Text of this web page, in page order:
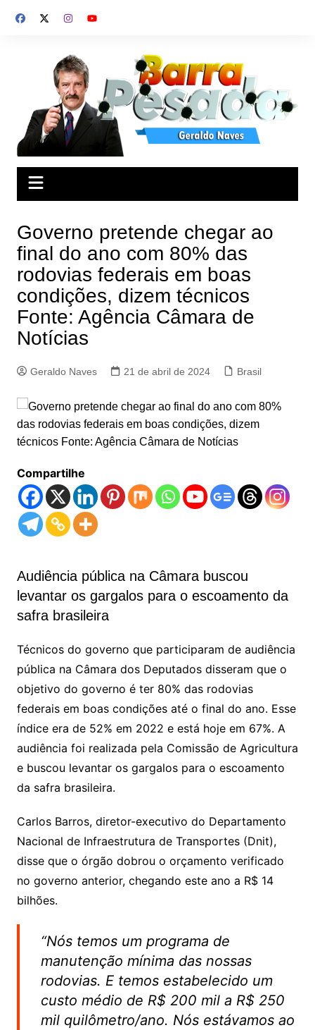
para
Governo pretende chegar ao
final do ano com 80% das
rodovias federais em boas
condições, dizem técnicos
Fonte: Agência Câmara de
Notícias
Geraldo Naves 21 de abril de 2024 Brasil
Compartilhe
Audiência pública na Câmara buscou
levantar os gargalos para o escoamento da
safra brasileira
Técnicos do governo que participaram de audiência
pública na Câmara dos Deputados disseram que o
objetivo do governo é ter 80% das rodovias
federais em boas condições até o final do ano. Esse
índice era de 52% em 2022 e está hoje em 67%. A
audiência foi realizada pela Comissão de Agricultura
e buscou levantar os gargalos para o escoamento
da safra brasileira.
Carlos Barros, diretor-executivo do Departamento
Nacional de Infraestrutura de Transportes (Dnit),
disse que o órgão dobrou o orçamento verificado
no governo anterior, chegando este ano a R$ 14
bilhões.
“Nós temos um programa de
manutenção mínima das nossas
rodovias. E temos estabelecido um
custo médio de R$ 200 mil a R$ 250
mil quilômetro/ano. Nós estávamos ao